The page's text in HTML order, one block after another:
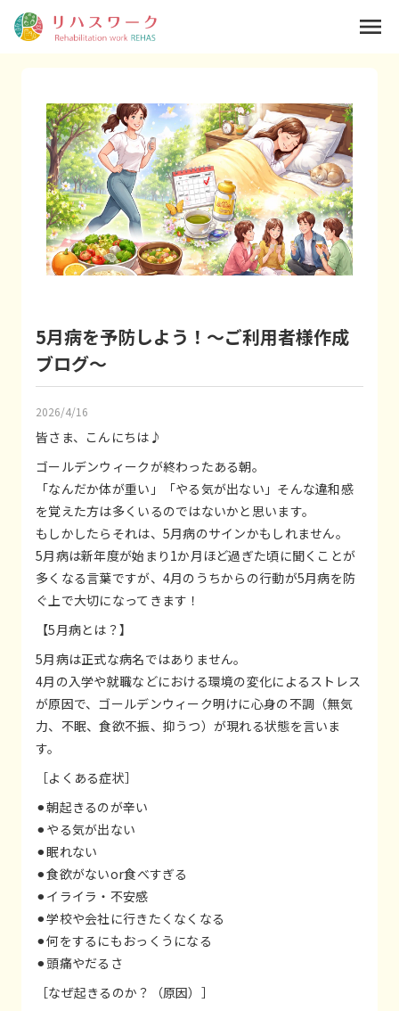
5月病を予防しよう！～ご利用者様作成
ブログ～
2026/4/16
皆さま、こんにちは♪
ゴールデンウィークが終わったある朝。
「なんだか体が重い」「やる気が出ない」そんな違和感
を覚えた方は多くいるのではないかと思います。
もしかしたらそれは、5月病のサインかもしれません。
5月病は新年度が始まり1か月ほど過ぎた頃に聞くことが
多くなる言葉ですが、4月のうちからの行動が5月病を防
ぐ上で大切になってきます！
【5月病とは？】
5月病は正式な病名ではありません。
4月の入学や就職などにおける環境の変化によるストレス
が原因で、ゴールデンウィーク明けに心身の不調（無気
力、不眠、食欲不振、抑うつ）が現れる状態を言いま
す。
［よくある症状］
⚫︎朝起きるのが辛い
⚫︎やる気が出ない
⚫︎眠れない
⚫︎食欲がないor食べすぎる
⚫︎イライラ・不安感
⚫︎学校や会社に行きたくなくなる
⚫︎何をするにもおっくうになる
⚫︎頭痛やだるさ
［なぜ起きるのか？（原因）］
menu